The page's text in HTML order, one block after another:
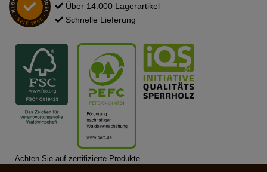
Über 14.000 Lagerartikel
Schnelle Lieferung
Achten Sie auf zertifizierte Produkte.